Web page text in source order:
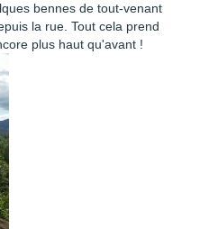
bennes de tout-venant
la rue. Tout cela prend
plus haut qu'avant !